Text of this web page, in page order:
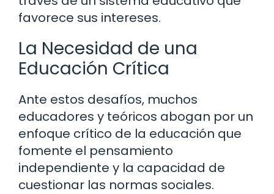
favorece sus intereses.
La Necesidad de una
Educación Crítica
Ante estos desafíos, muchos
educadores y teóricos abogan por un
enfoque crítico de la educación que
fomente el pensamiento
independiente y la capacidad de
cuestionar las normas sociales.